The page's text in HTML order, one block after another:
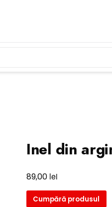
Inel din
89,00 lei
Cumpără produsul